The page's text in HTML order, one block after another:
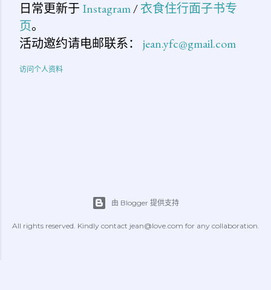
日常更新于 Instagram/衣食住行面子书专
页。
活动邀约请电邮联系： jean.yfc@gmail.com
访问个人资料
由 Blogger 提供支持
All rights reserved. Kindly contact jean@love.com for any collaboration.